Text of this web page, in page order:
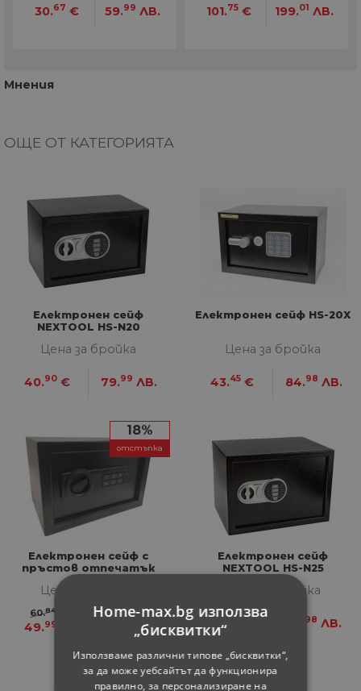
30.67 € 59.99 ЛВ. 101.75 € 199.01 ЛВ.
Мнения
ОЩЕ ОТ КАТЕГОРИЯТА
Електронен сейф
NEXTOOL HS-N20
Цена за бройка
40.90 € 79.99 ЛВ.
Електронен сейф HS-20X
Цена за бройка
43.45 € 84.98 ЛВ.
18%
отстъпка
Електронен сейф с
пръстов отпечатък
FP20-H
Цена за бройка
60.84
49.99
118.99 ЛВ.
ЛВ.
Електронен сейф
NEXTOOL HS-N25
Цена за бройка
51.12 98 ЛВ.
Home-max.bg използва
„бисквитки“
Използваме различни типове „бисквитки“,
за да може уебсайтът да функционира
правилно, за персонализиране на